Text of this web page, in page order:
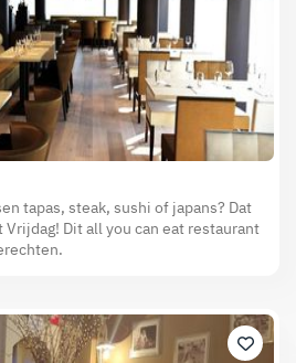
tapas, steak, sushi of japans? Dat
Dit all you can eat restaurant